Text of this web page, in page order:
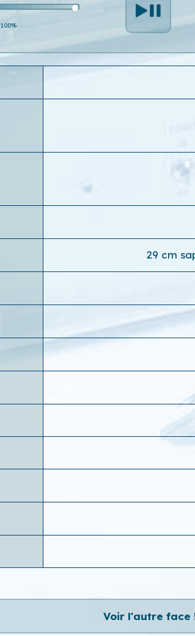
100%
29 cm
Voir l'autre face